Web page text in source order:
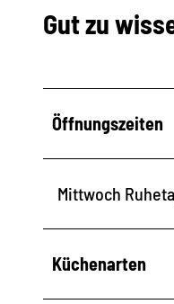
Gut zu
Öffnungszeiten
Mittwoch
Küchenarten